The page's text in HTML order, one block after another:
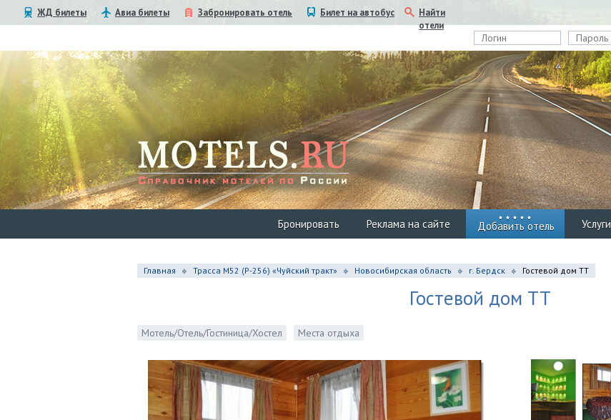
ЖД билеты Авиа билеты Забронировать отель Билет на автобус
Найти
отели
Бронировать Реклама на сайте Добавить отель Услуги
Главная Трасса М52 (Р-256) «Чуйский тракт» Новосибирская область г. Бердск Гостевой дом ТТ
Гостевой дом ТТ
Мотель/Отель/Гостиница/Хостел Места отдыха